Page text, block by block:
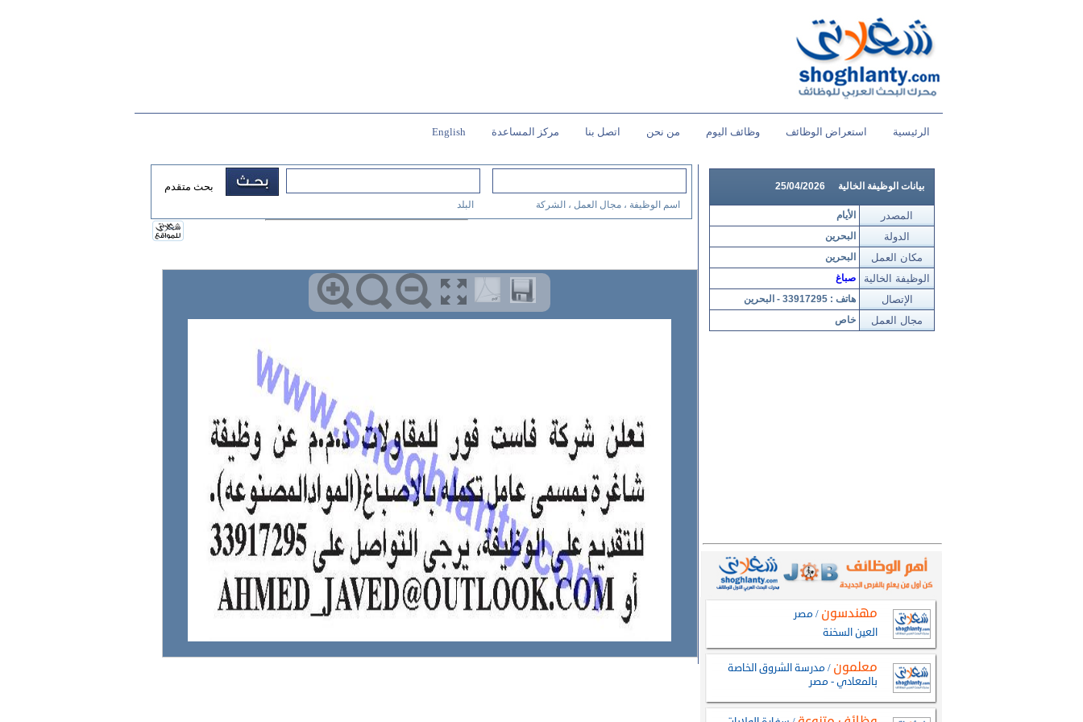
الرئيسية استعراض الوظائف وظائف اليوم من نحن اتصل بنا مركز المساعدة English
بيانات الوظيفة الخالية 25/04/2026
الأيام المصدر
البحرين الدولة
البحرين مكان العمل
صباغ الوظيفة الخالية
هاتف : 33917295 - البحرين الإتصال
خاص مجال العمل
اسم الوظيفة ، مجال العمل ، الشركة البلد
بحث متقدم